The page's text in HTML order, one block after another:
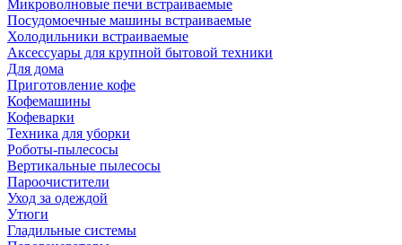
Микроволновые печи встраиваемые
Посудомоечные машины встраиваемые
Холодильники встраиваемые
Аксессуары для крупной бытовой техники
Для дома
Приготовление кофе
Кофемашины
Кофеварки
Техника для уборки
Роботы-пылесосы
Вертикальные пылесосы
Пароочистители
Уход за одеждой
Утюги
Гладильные системы